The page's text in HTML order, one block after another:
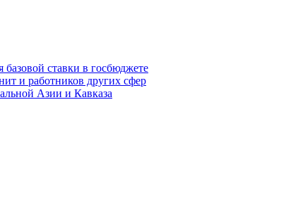
ставки в госбюджете
и работников других сфер
Азии и Кавказа